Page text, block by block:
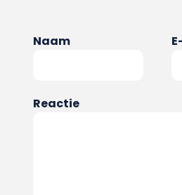
Naam
Reactie